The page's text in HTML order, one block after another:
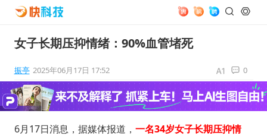
女子长期压抑情绪：90%血管堵死
振亭 2025年06月17日 17:52 0
6月17日消息，据媒体报道， 一名34岁女子长期压抑情